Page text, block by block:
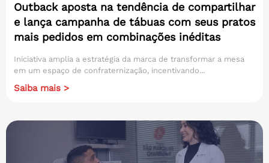
Outback aposta na tendência de compartilhar
e lança campanha de tábuas com seus pratos
mais pedidos em combinações inéditas
Iniciativa amplia a estratégia da marca de transformar a mesa
em um espaço de confraternização, incentivando...
Saiba mais >